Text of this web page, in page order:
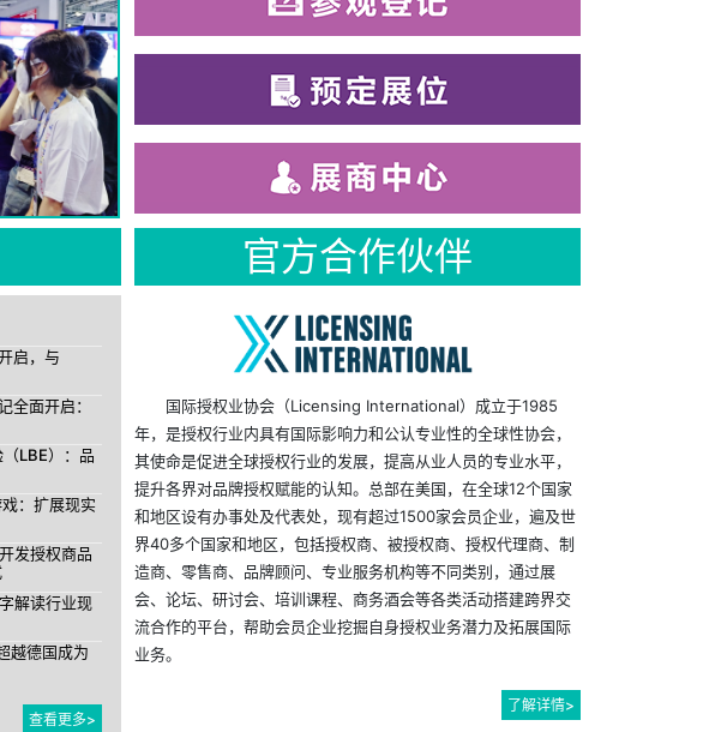
官方合作伙伴
启，与
全面开启：
LBE）：品
：扩展现实
发授权商品
解读行业现
越德国成为
查看更多>
国际授权业协会（Licensing International）成立于1985
年，是授权行业内具有国际影响力和公认专业性的全球性协会，
其使命是促进全球授权行业的发展，提高从业人员的专业水平，
提升各界对品牌授权赋能的认知。总部在美国，在全球12个国家
和地区设有办事处及代表处，现有超过1500家会员企业，遍及世
界40多个国家和地区，包括授权商、被授权商、授权代理商、制
造商、零售商、品牌顾问、专业服务机构等不同类别，通过展
会、论坛、研讨会、培训课程、商务酒会等各类活动搭建跨界交
流合作的平台，帮助会员企业挖掘自身授权业务潜力及拓展国际
业务。
了解详情>